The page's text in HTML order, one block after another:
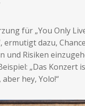
für „You Only
ermutigt dazu,
und Risiken
„Das Konzert
hey, Yolo!“